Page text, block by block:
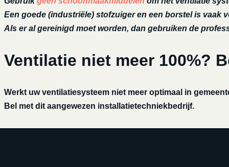
Een goede (industriële) stofzuiger en een borstel is vaak
Als er al gereinigd moet worden, dan gebruiken de
Ventilatie niet meer 100%?
Werkt uw ventilatiesysteem niet meer optimaal in
Bel met dit aangewezen installatietechniekbedrijf.